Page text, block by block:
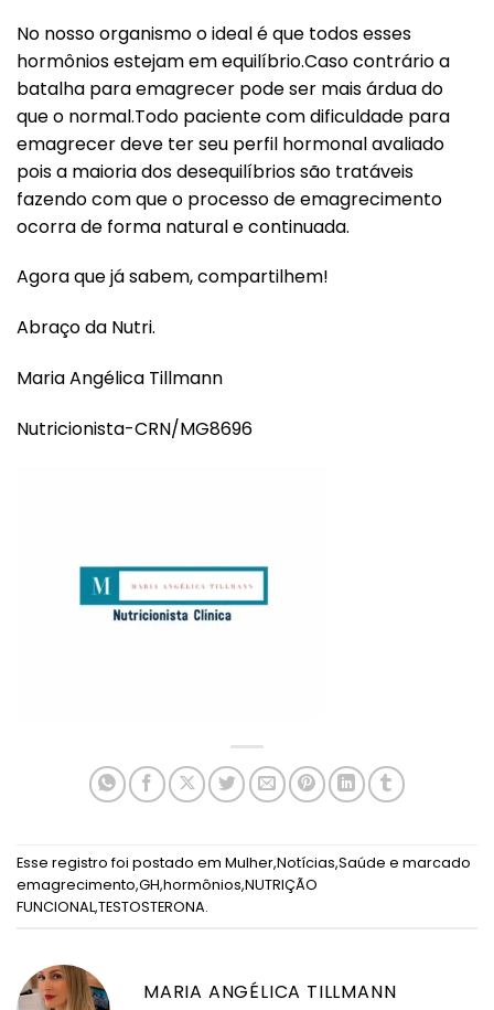
No nosso organismo o ideal é que todos esses
hormônios estejam em equilíbrio.Caso contrário a
batalha para emagrecer pode ser mais árdua do
que o normal.Todo paciente com dificuldade para
emagrecer deve ter seu perfil hormonal avaliado
pois a maioria dos desequilíbrios são tratáveis
fazendo com que o processo de emagrecimento
ocorra de forma natural e continuada.
Agora que já sabem, compartilhem!
Abraço da Nutri.
Maria Angélica Tillmann
Nutricionista-CRN/MG8696
Esse registro foi postado em Mulher,Notícias,Saúde e marcado
emagrecimento,GH,hormônios,NUTRIÇÃO
FUNCIONAL,TESTOSTERONA.
MARIA ANGÉLICA TILLMANN